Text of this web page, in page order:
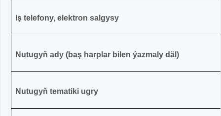
Iş telefony, elektron salgysy
Nutugyň ady (baş harplar bilen ýazmaly däl)
Nutugyň tematiki ugry